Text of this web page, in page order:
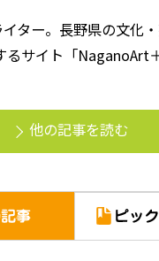
ター。長野県の文化
るサイト「NaganoArt
他の記事を読む